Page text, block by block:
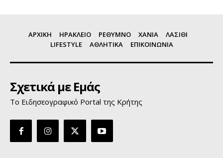
ΑΡΧΙΚΗ ΗΡΑΚΛΕΙΟ ΡΕΘΥΜΝΟ ΧΑΝΙΑ
ΛΑΣΙΘΙ
LIFESTYLE
ΑΘΛΗΤΙΚΑ ΕΠΙΚΟΙΝΩΝΙΑ
Σχετικά με Εμάς
Το Ειδησεογραφικό Portal της Κρήτης